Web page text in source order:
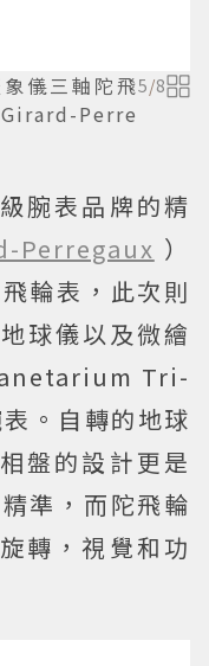
儀三軸陀飛
Perre
5/8
腕表品牌的精
Perregaux ）
輪表，此次則
球儀以及微繪
Tri-
。自轉的地球
盤的設計更是
準，而陀飛輪
轉，視覺和功